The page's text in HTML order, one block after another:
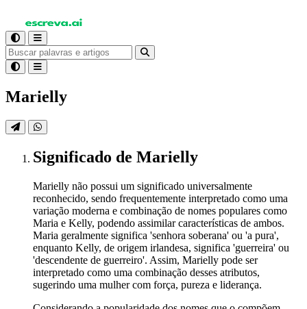
Marielly
Significado de Marielly
Marielly não possui um significado universalmente
reconhecido, sendo frequentemente interpretado como uma
variação moderna e combinação de nomes populares como
Maria e Kelly, podendo assimilar características de ambos.
Maria geralmente significa 'senhora soberana' ou 'a pura',
enquanto Kelly, de origem irlandesa, significa 'guerreira' ou
'descendente de guerreiro'. Assim, Marielly pode ser
interpretado como uma combinação desses atributos,
sugerindo uma mulher com força, pureza e liderança.